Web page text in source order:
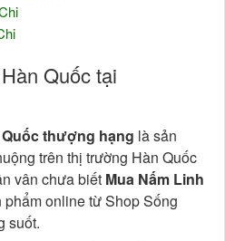
Quốc tại
thượng hạng là sản
trên thị trường Hàn Quốc
vân chưa biết Mua Nấm Linh
phẩm online từ Shop Sống
suốt.